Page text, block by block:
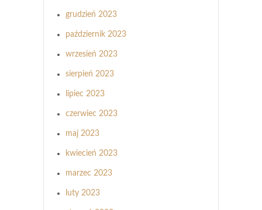
grudzień 2023
październik 2023
wrzesień 2023
sierpień 2023
lipiec 2023
czerwiec 2023
maj 2023
kwiecień 2023
marzec 2023
luty 2023